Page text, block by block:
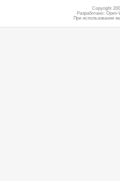
Copyright
Разработано:
При использовании